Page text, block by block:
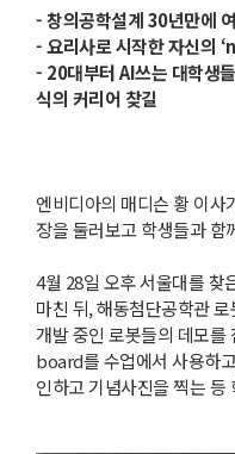
- 창의공학설계 30년만에
- 요리사로 시작한 자신의
- 20대부터 AI쓰는 대학생
식의 커리어 찾길
엔비디아의 매디슨 황 이사
장을 둘러보고 학생들과 함
4월 28일 오후 서울대를 찾
마친 뒤, 해동첨단공학관
개발 중인 로봇들의 데모
board를 수업에서 사용하
인하고 기념사진을 찍는 등